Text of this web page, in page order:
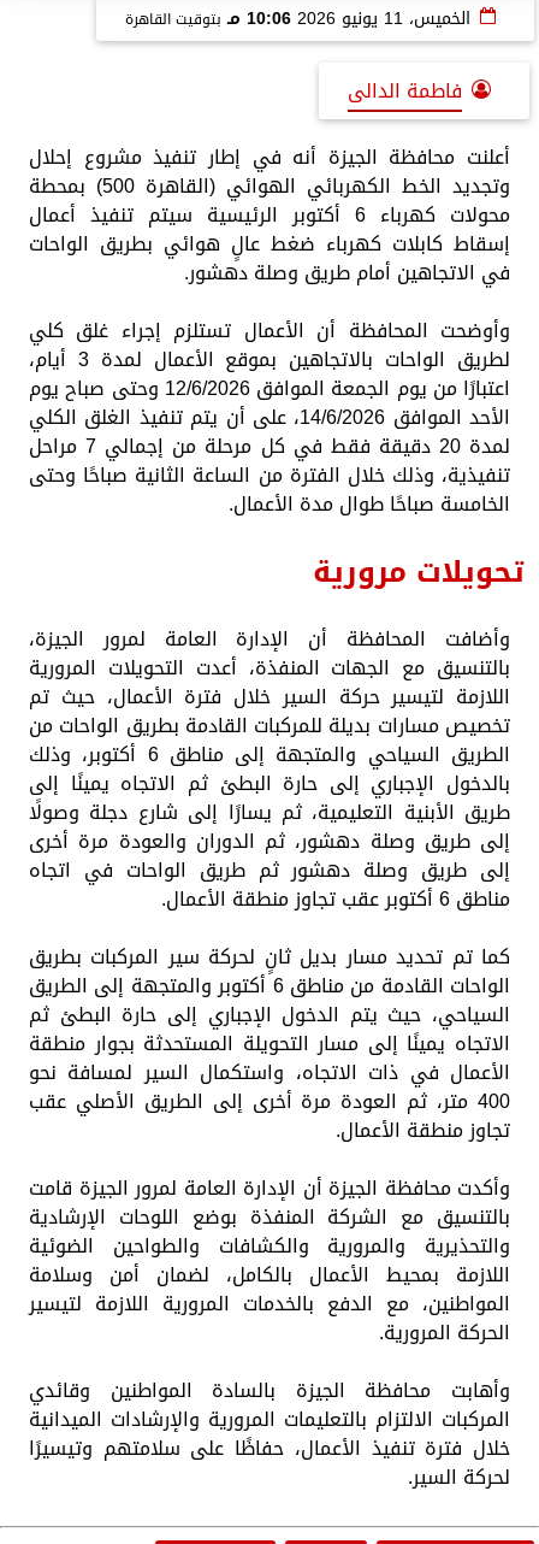
الخميس، 11 يونيو 2026 10:06 مـ بتوقيت القاهرة
فاطمة الدالى
أعلنت محافظة الجيزة أنه في إطار تنفيذ مشروع إحلال
وتجديد الخط الكهربائي الهوائي (القاهرة 500) بمحطة
محولات كهرباء 6 أكتوبر الرئيسية سيتم تنفيذ أعمال
إسقاط كابلات كهرباء ضغط عالٍ هوائي بطريق الواحات
في الاتجاهين أمام طريق وصلة دهشور.
وأوضحت المحافظة أن الأعمال تستلزم إجراء غلق كلي
لطريق الواحات بالاتجاهين بموقع الأعمال لمدة 3 أيام،
اعتبارًا من يوم الجمعة الموافق 12/6/2026 وحتى صباح يوم
الأحد الموافق 14/6/2026، على أن يتم تنفيذ الغلق الكلي
لمدة 20 دقيقة فقط في كل مرحلة من إجمالي 7 مراحل
تنفيذية، وذلك خلال الفترة من الساعة الثانية صباحًا وحتى
الخامسة صباحًا طوال مدة الأعمال.
تحويلات مرورية
وأضافت المحافظة أن الإدارة العامة لمرور الجيزة،
بالتنسيق مع الجهات المنفذة، أعدت التحويلات المرورية
اللازمة لتيسير حركة السير خلال فترة الأعمال، حيث تم
تخصيص مسارات بديلة للمركبات القادمة بطريق الواحات من
الطريق السياحي والمتجهة إلى مناطق 6 أكتوبر، وذلك
بالدخول الإجباري إلى حارة البطئ ثم الاتجاه يمينًا إلى
طريق الأبنية التعليمية، ثم يسارًا إلى شارع دجلة وصولًا
إلى طريق وصلة دهشور، ثم الدوران والعودة مرة أخرى
إلى طريق وصلة دهشور ثم طريق الواحات في اتجاه
مناطق 6 أكتوبر عقب تجاوز منطقة الأعمال.
كما تم تحديد مسار بديل ثانٍ لحركة سير المركبات بطريق
الواحات القادمة من مناطق 6 أكتوبر والمتجهة إلى الطريق
السياحي، حيث يتم الدخول الإجباري إلى حارة البطئ ثم
الاتجاه يمينًا إلى مسار التحويلة المستحدثة بجوار منطقة
الأعمال في ذات الاتجاه، واستكمال السير لمسافة نحو
400 متر، ثم العودة مرة أخرى إلى الطريق الأصلي عقب
تجاوز منطقة الأعمال.
وأكدت محافظة الجيزة أن الإدارة العامة لمرور الجيزة قامت
بالتنسيق مع الشركة المنفذة بوضع اللوحات الإرشادية
والتحذيرية والمرورية والكشافات والطواحين الضوئية
اللازمة بمحيط الأعمال بالكامل، لضمان أمن وسلامة
المواطنين، مع الدفع بالخدمات المرورية اللازمة لتيسير
الحركة المرورية.
وأهابت محافظة الجيزة بالسادة المواطنين وقائدي
المركبات الالتزام بالتعليمات المرورية والإرشادات الميدانية
خلال فترة تنفيذ الأعمال، حفاظًا على سلامتهم وتيسيرًا
لحركة السير.